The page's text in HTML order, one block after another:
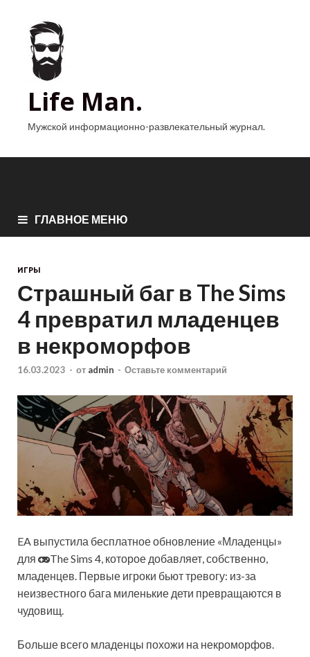
Life Man.
Мужской информационно-развлекательный журнал.
ГЛАВНОЕ МЕНЮ
ИГРЫ
Страшный баг в The Sims
4 превратил младенцев
в некроморфов
16.03.2023 - от admin - Оставьте комментарий
EA выпустила бесплатное обновление «Младенцы»
для
The Sims 4, которое добавляет, собственно,
младенцев. Первые игроки бьют тревогу: из-за
неизвестного бага миленькие дети превращаются в
чудовищ.
Больше всего младенцы похожи на некроморфов.